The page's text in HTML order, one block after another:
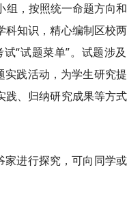
组，按照统一命题方向
科知识，精心编制区校
“试题菜单”。试题涉
实践活动，为学生研究
、归纳研究成果等方式
家进行探究，可向同学